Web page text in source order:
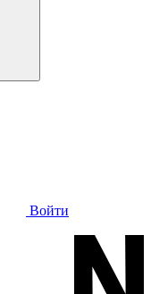
Войти